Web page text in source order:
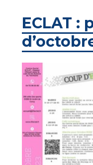
ECLAT :